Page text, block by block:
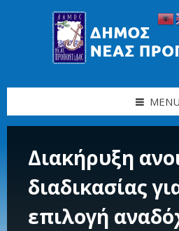
MENU
Διακήρυξη
διαδικασίας
επιλογή